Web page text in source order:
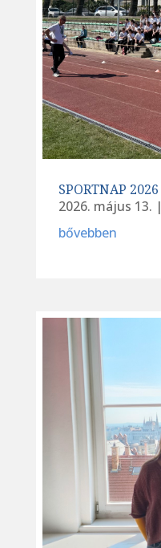
SPORTNAP 2026
2026. május 13. |
bővebben